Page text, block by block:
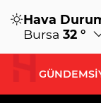
Hava
Bursa 32 °
GÜNDEM